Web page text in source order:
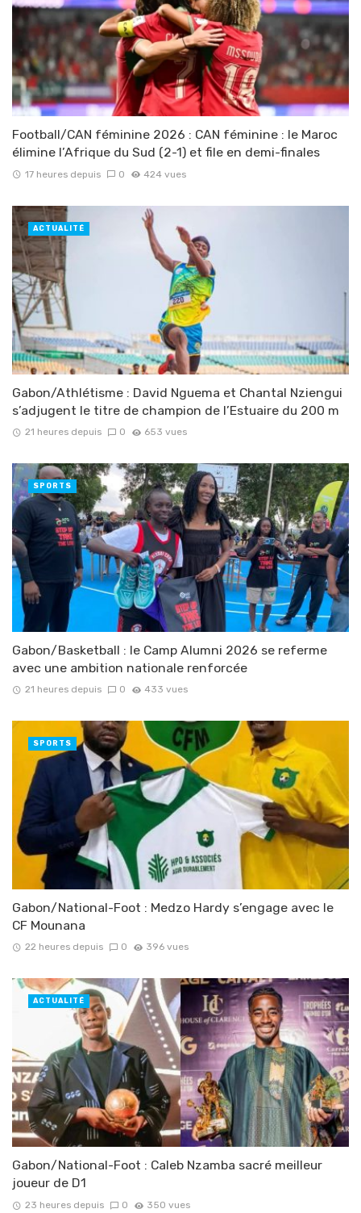
Football/CAN féminine 2026 : CAN féminine : le Maroc
élimine l’Afrique du Sud (2-1) et file en demi-finales
17 heures depuis 0 424 vues
Gabon/Athlétisme : David Nguema et Chantal Nziengui
s’adjugent le titre de champion de l’Estuaire du 200 m
21 heures depuis 0 653 vues
ACTUALITÉ
Gabon/Basketball : le Camp Alumni 2026 se referme
avec une ambition nationale renforcée
21 heures depuis 0 433 vues
SPORTS
Gabon/National-Foot : Medzo Hardy s’engage avec le
CF Mounana
22 heures depuis 0 396 vues
SPORTS
Gabon/National-Foot : Caleb Nzamba sacré meilleur
joueur de D1
23 heures depuis 0 350 vues
ACTUALITÉ